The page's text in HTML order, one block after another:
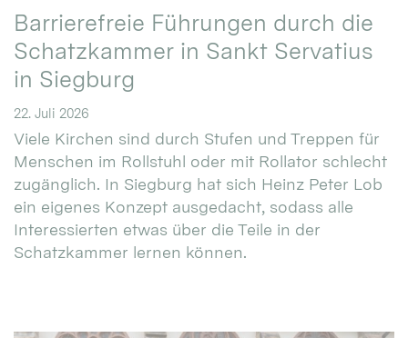
Barrierefreie Führungen durch die
Schatzkammer in Sankt Servatius
in Siegburg
22. Juli 2026
Viele Kirchen sind durch Stufen und Treppen für
Menschen im Rollstuhl oder mit Rollator schlecht
zugänglich. In Siegburg hat sich Heinz Peter Lob
ein eigenes Konzept ausgedacht, sodass alle
Interessierten etwas über die Teile in der
Schatzkammer lernen können.